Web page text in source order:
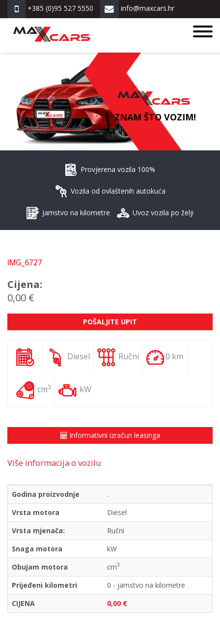
+385 (0)95 527 5550 info@maxcars.hr
ZNAM ŠTO VOZIM!
Provjerena vozila 100%
Vozila od ovlaštenih autokuća
Jamstvo na kilometre Uvoz vozila po želji
IMG_6727
Cijena:
0,00 €
POŠALJITE UPIT
. Diesel Ručni 0 km
cm3 kW
Informativni izračun leasinga
Više informacija o vozilu
Godina proizvodnje
.
Vrsta motora
Diesel
Vrsta mjenača:
Ručni
Snaga motora
kW
Obujam motora
cm3
Prijeđeni kilometri
0 - jamstvo na kilometre
CIJENA
0,00 €